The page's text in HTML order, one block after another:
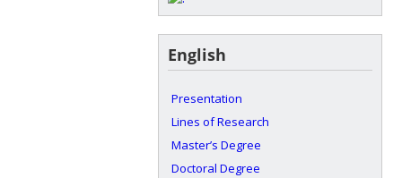
English
Presentation
Lines of Research
Master’s Degree
Doctoral Degree